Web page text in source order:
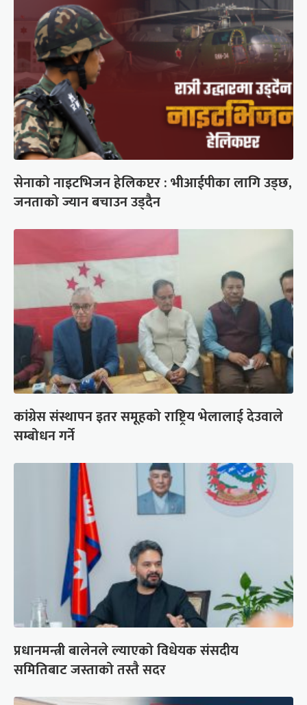
सेनाको नाइटभिजन हेलिकप्टर : भीआईपीका लागि उड्छ,
जनताको ज्यान बचाउन उड्दैन
कांग्रेस संस्थापन इतर समूहको राष्ट्रिय भेलालाई देउवाले
सम्बोधन गर्ने
प्रधानमन्त्री बालेनले ल्याएको विधेयक संसदीय
समितिबाट जस्ताको तस्तै सदर